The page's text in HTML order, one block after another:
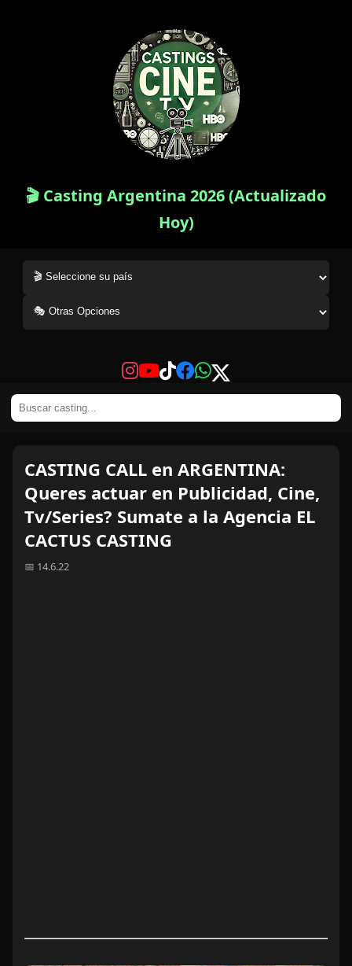
🎬 Casting Argentina 2026 (Actualizado
Hoy)
CASTING CALL en ARGENTINA:
Queres actuar en Publicidad, Cine,
Tv/Series? Sumate a la Agencia EL
CACTUS CASTING
📅 14.6.22